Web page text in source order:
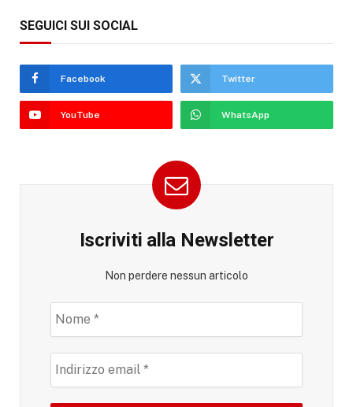
SEGUICI SUI SOCIAL
Facebook Twitter
YouTube WhatsApp
Iscriviti alla Newsletter
Non perdere nessun articolo